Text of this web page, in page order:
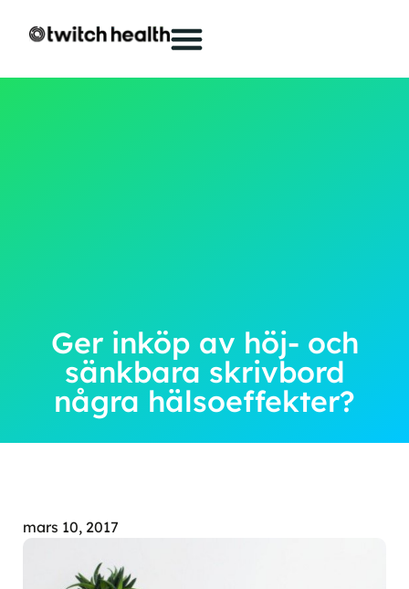
Ger inköp av höj- och
sänkbara skrivbord
några hälsoeffekter?
mars 10, 2017